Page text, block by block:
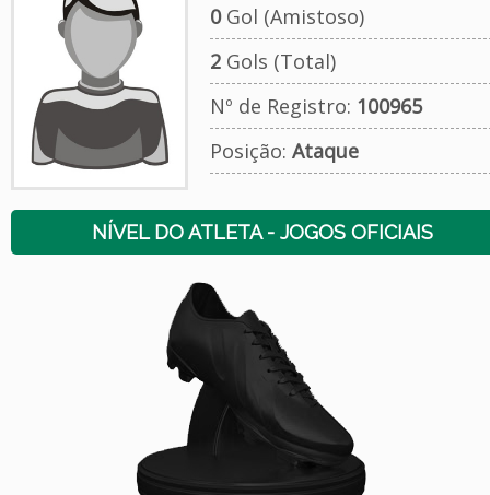
0Gol (Amistoso)
2Gols (Total)
Nº de Registro: 100965
Posição: Ataque
NÍVEL DO ATLETA - JOGOS OFICIAIS